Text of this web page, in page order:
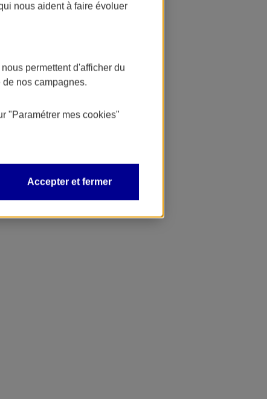
nous aident à faire évoluer
permettent d'afficher du
nos campagnes.
"Paramétrer mes cookies"
Accepter et fermer